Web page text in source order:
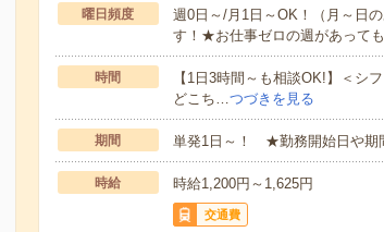
曜日頻度
週0日～/月1日～OK！（月～日
す！★お仕事ゼロの週があって
時間
【1日3時間～も相談OK!】＜シ
どこち…つづきを見る
期間 単発1日～！ ★勤務開始日や期
時給 時給1,200円～1,625円
交通費